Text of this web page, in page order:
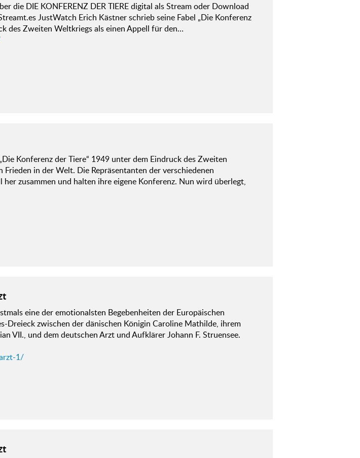
die DIE KONFERENZ DER TIERE digital als Stream oder Download
JustWatch Erich Kästner schrieb seine Fabel „Die Konferenz
des Zweiten Weltkriegs als einen Appell für den…
Konferenz der Tiere“ 1949 unter dem Eindruck des Zweiten
in der Welt. Die Repräsentanten der verschiedenen
zusammen und halten ihre eigene Konferenz. Nun wird überlegt,
eine der emotionalsten Begebenheiten der Europäischen
Dreieck zwischen der dänischen Königin Caroline Mathilde, ihrem
VII., und dem deutschen Arzt und Aufklärer Johann F. Struensee.
1/